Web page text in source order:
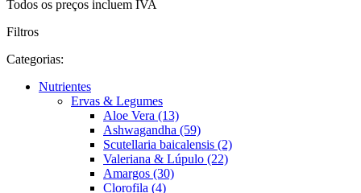
Todos os preços incluem IVA
Filtros
Categorias:
Nutrientes
Ervas & Legumes
Aloe Vera (13)
Ashwagandha (59)
Scutellaria baicalensis (2)
Valeriana & Lúpulo (22)
Amargos (30)
Clorofila (4)